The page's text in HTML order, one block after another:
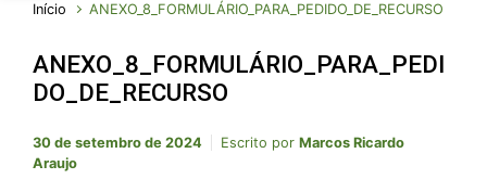
Início ANEXO_8_FORMULÁRIO_PARA_PEDIDO_DE_RECURSO
ANEXO_8_FORMULÁRIO_PARA_PEDI
DO_DE_RECURSO
30 de setembro de 2024 Escrito por Marcos Ricardo
Araujo